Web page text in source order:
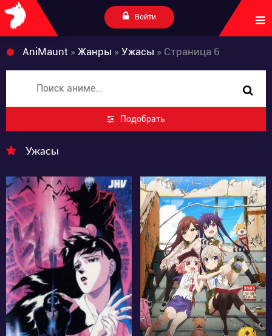
Войти
AniMaunt » Жанры » Ужасы » Страница 6
Подобрать
Ужасы
12071
1 11
6442
9 7